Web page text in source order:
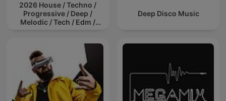
2026 House / Techno /
Progressive / Deep /
Melodic / Tech / Edm /
Deep Disco Music